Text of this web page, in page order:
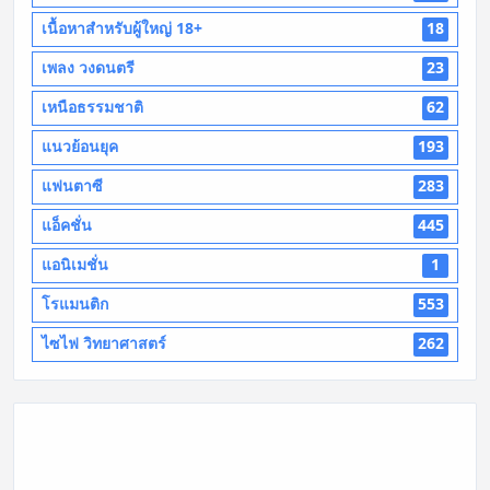
เนื้อหาสำหรับผู้ใหญ่ 18+
18
เพลง วงดนตรี
23
เหนือธรรมชาติ
62
แนวย้อนยุค
193
แฟนตาซี
283
แอ็คชั่น
445
แอนิเมชั่น
1
โรแมนติก
553
ไซไฟ วิทยาศาสตร์
262